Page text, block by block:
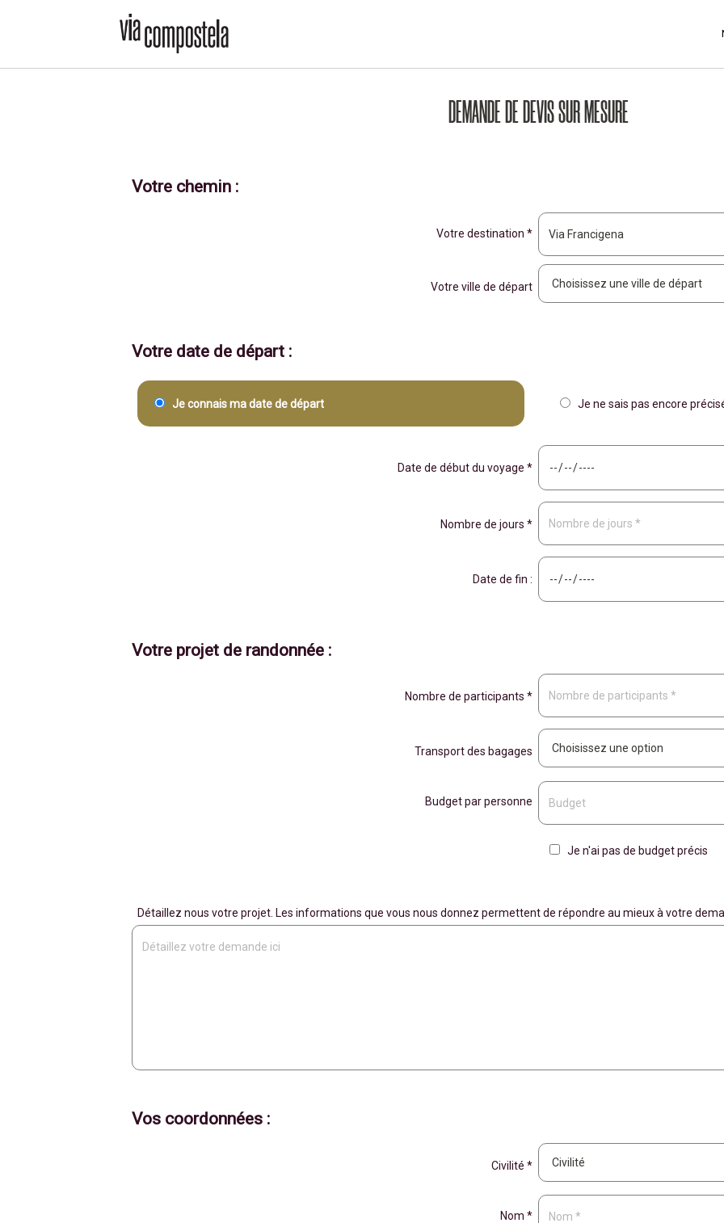
DEMANDE DE DEVIS SUR MESURE
Votre chemin :
Votre destination *
Votre ville de départ
Votre date de départ :
Je connais ma date de départ Je ne sais pas encore
Date de début du voyage *
Nombre de jours *
Date de fin :
Votre projet de randonnée :
Nombre de participants *
Transport des bagages
Budget par personne
Je n'ai pas de budget précis
Détaillez nous votre projet. Les informations que vous nous donnez permettent de répondre au mieux à votre
Vos coordonnées :
Civilité *
Nom *